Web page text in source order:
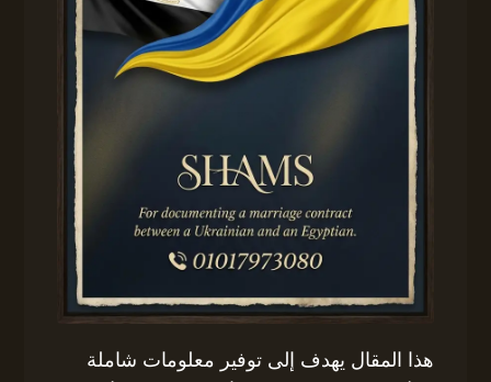
هذا المقال يهدف إلى توفير معلومات شاملة